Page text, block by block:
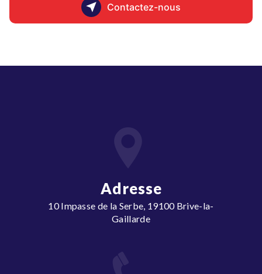
Contactez-nous
Adresse
10 Impasse de la Serbe, 19100 Brive-la-
Gaillarde